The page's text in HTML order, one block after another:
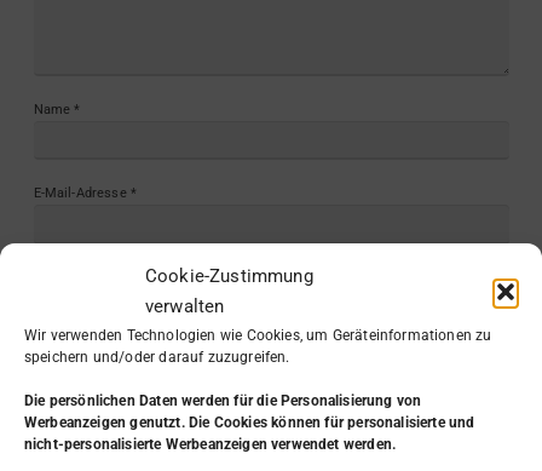
Cookie-Zustimmung
verwalten
Wir verwenden Technologien wie Cookies, um Geräteinformationen zu
speichern und/oder darauf zuzugreifen.
Die persönlichen Daten werden für die Personalisierung von
Werbeanzeigen genutzt. Die Cookies können für personalisierte und
nicht-personalisierte Werbeanzeigen verwendet werden.
Name *
E-Mail-Adresse *